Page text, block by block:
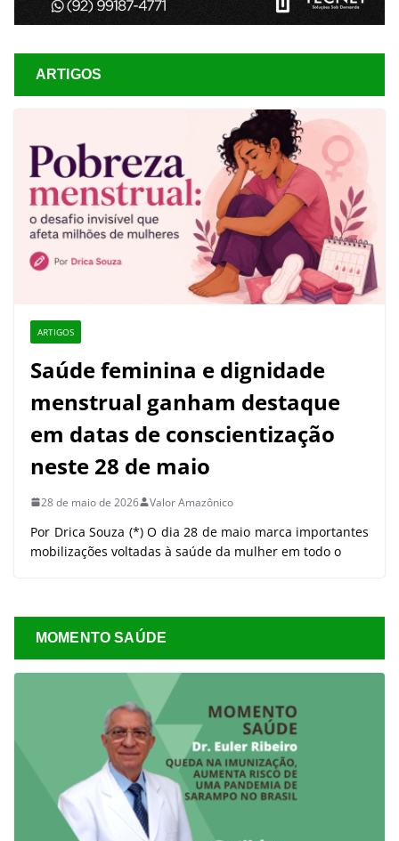
ARTIGOS
ARTIGOS
Saúde feminina e dignidade
menstrual ganham destaque
em datas de conscientização
neste 28 de maio
28 de maio de 2026 Valor Amazônico
Por Drica Souza (*) O dia 28 de maio marca importantes
mobilizações voltadas à saúde da mulher em todo o
MOMENTO SAÚDE